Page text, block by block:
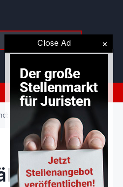
09.08.2026 (Gesetz)
Close Ad